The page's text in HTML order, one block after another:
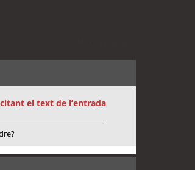
el text de l’entrada